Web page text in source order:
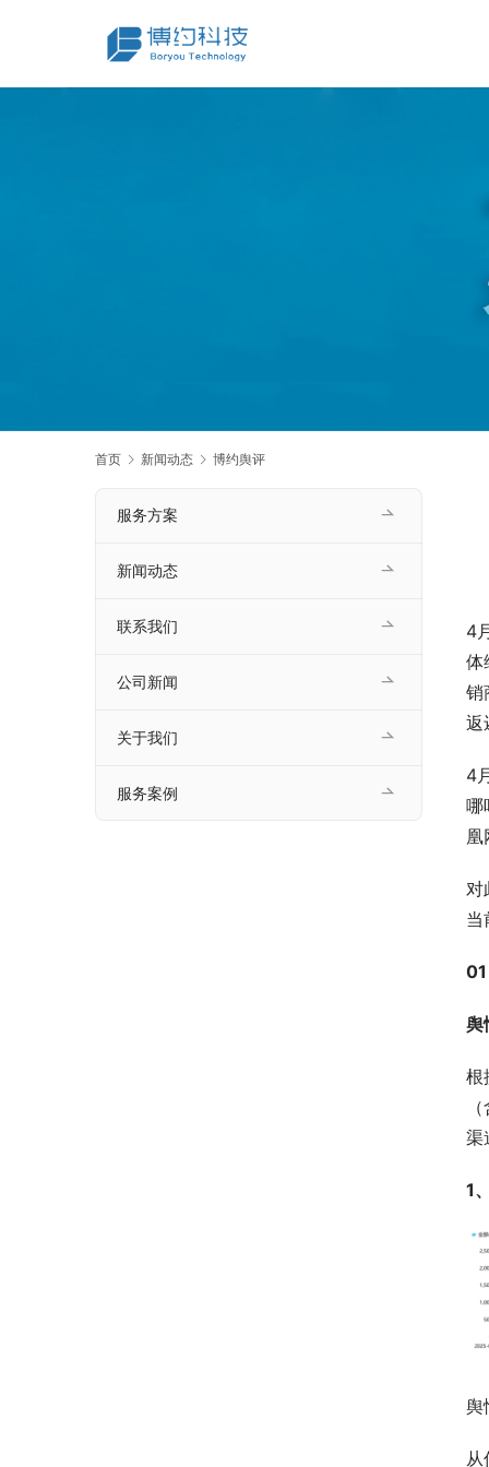
首页 新闻动态 博约舆评
4
体
销
返
4
哪
对
当
01
舆
根
渠
1
舆
服务方案
新闻动态
联系我们
公司新闻
关于我们
服务案例